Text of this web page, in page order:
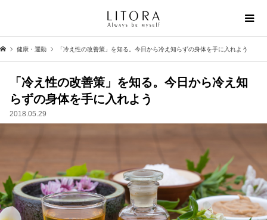
健康・運動 「冷え性の改善策」を知る。今日から冷え知らずの身体を手に入れよう
「冷え性の改善策」を知る。今日から冷え知
らずの身体を手に入れよう
2018.05.29